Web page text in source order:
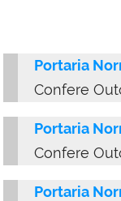
Portaria
Confere
Portaria
Confere
Portaria